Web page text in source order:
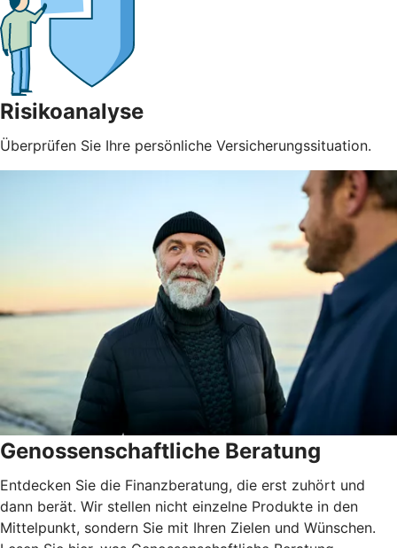
Risikoanalyse
Überprüfen Sie Ihre persönliche Versicherungssituation.
Genossenschaftliche Beratung
Entdecken Sie die Finanzberatung, die erst zuhört und
dann berät. Wir stellen nicht einzelne Produkte in den
Mittelpunkt, sondern Sie mit Ihren Zielen und Wünschen.